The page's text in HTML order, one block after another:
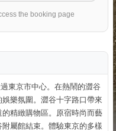
the booking page
東京市中心。在熱鬧的澀谷
樂氛圍。澀谷十字路口帶來
精緻購物區。原宿時尚而藝
屬館結束。體驗東京的多樣